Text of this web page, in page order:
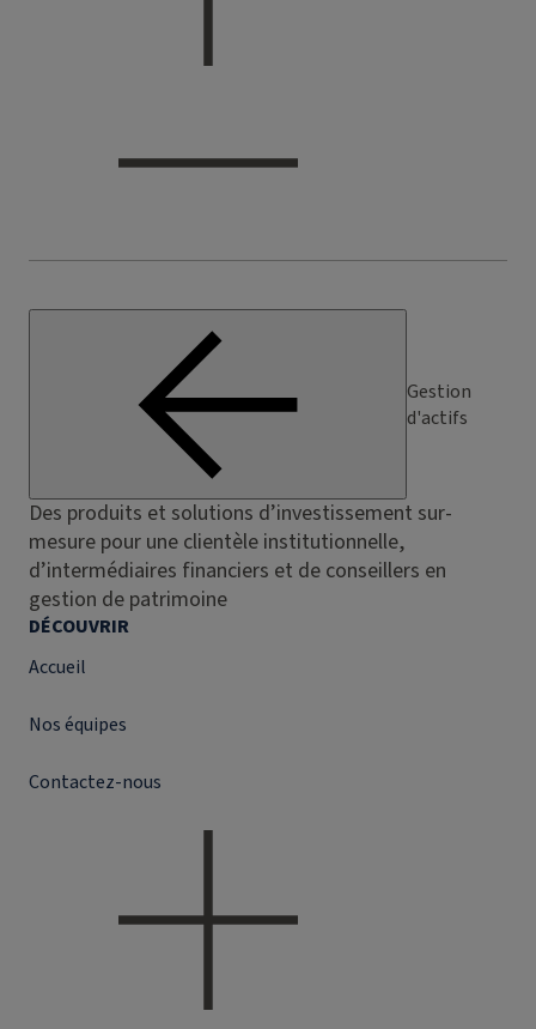
Gestion
d'actifs
Des produits et solutions d’investissement sur-
mesure pour une clientèle institutionnelle,
d’intermédiaires financiers et de conseillers en
gestion de patrimoine
DÉCOUVRIR
Accueil
Nos équipes
Contactez-nous